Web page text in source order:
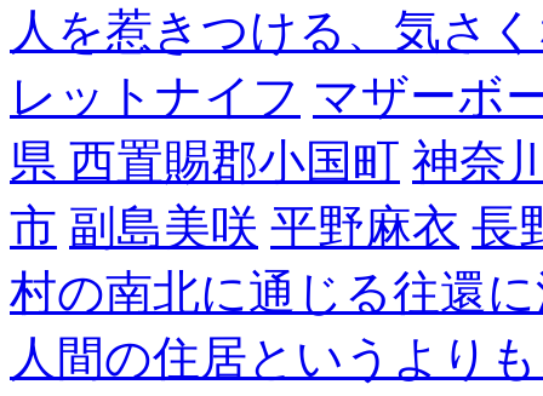
人を惹きつける、気さ
レットナイフ マザーボ
県 西置賜郡小国町 神奈
市 副島美咲 平野麻衣 長
村の南北に通じる往還
人間の住居というより